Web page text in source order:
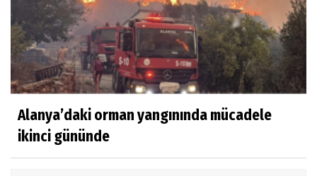
Alanya’daki orman yangınında mücadele
ikinci gününde